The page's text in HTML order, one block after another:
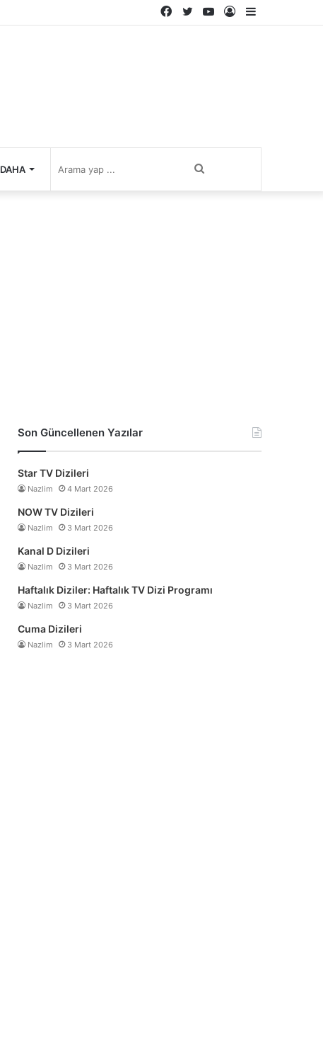
Kenar
Kayıt
YouTube
Twitter
Facebook
DAHA
Son Güncellenen Yazılar
Star TV Dizileri
Nazlim 4 Mart 2026
NOW TV Dizileri
Nazlim 3 Mart 2026
Kanal D Dizileri
Nazlim 3 Mart 2026
Haftalık Diziler: Haftalık TV Dizi Programı
Nazlim 3 Mart 2026
Cuma Dizileri
Nazlim 3 Mart 2026